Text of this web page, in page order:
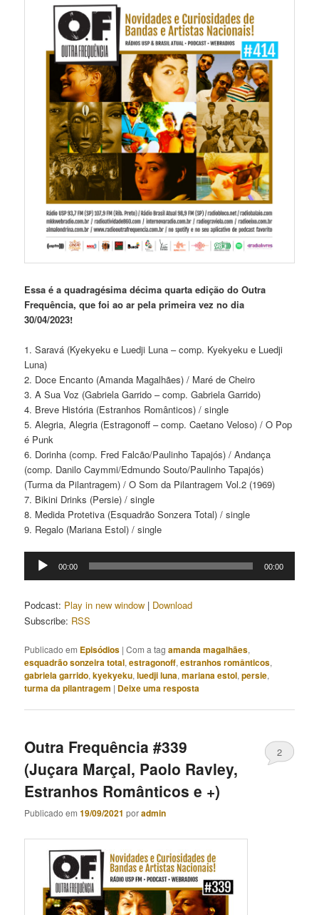
Essa é a quadragésima décima quarta edição do Outra
Frequência, que foi ao ar pela primeira vez no dia
30/04/2023!
1. Saravá (Kyekyeku e Luedji Luna – comp. Kyekyeku e Luedji
Luna)
2. Doce Encanto (Amanda Magalhães) / Maré de Cheiro
3. A Sua Voz (Gabriela Garrido – comp. Gabriela Garrido)
4. Breve História (Estranhos Românticos) / single
5. Alegria, Alegria (Estragonoff – comp. Caetano Veloso) / O Pop
é Punk
6. Dorinha (comp. Fred Falcão/Paulinho Tapajós) / Andança
(comp. Danilo Caymmi/Edmundo Souto/Paulinho Tapajós)
(Turma da Pilantragem) / O Som da Pilantragem Vol.2 (1969)
7. Bikini Drinks (Persie) / single
8. Medida Protetiva (Esquadrão Sonzera Total) / single
9. Regalo (Mariana Estol) / single
Tocador
00:00 00:00
Podcast: Play in new window | Download
Subscribe: RSS
Publicado em Episódios |Com a tagamanda magalhães,
esquadrão sonzeira total,estragonoff,estranhos românticos,
gabriela garrido,kyekyeku,luedji luna,mariana estol,persie,
turma da pilantragem | Deixe uma resposta
Outra Frequência #339
(Juçara Marçal, Paolo Ravley,
Estranhos Românticos e +)
Publicado em19/09/2021 poradmin
2